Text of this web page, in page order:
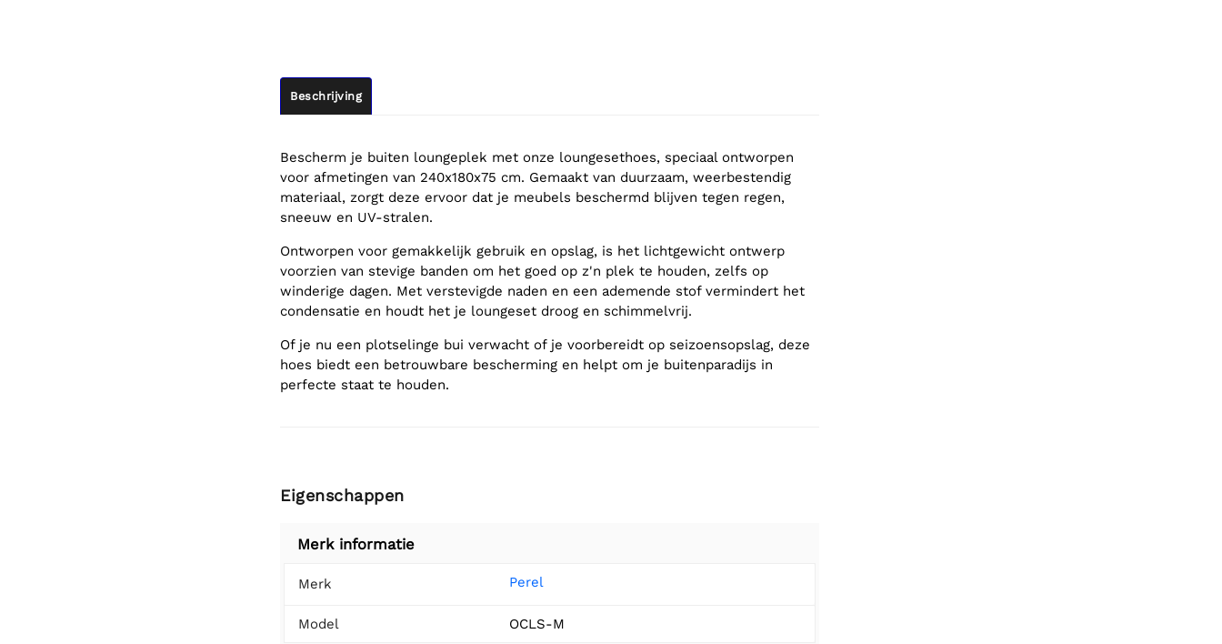
Beschrijving
Bescherm je buiten loungeplek met onze loungesethoes, speciaal ontworpen
voor afmetingen van 240x180x75 cm. Gemaakt van duurzaam, weerbestendig
materiaal, zorgt deze ervoor dat je meubels beschermd blijven tegen regen,
sneeuw en UV-stralen.
Ontworpen voor gemakkelijk gebruik en opslag, is het lichtgewicht ontwerp
voorzien van stevige banden om het goed op z'n plek te houden, zelfs op
winderige dagen. Met verstevigde naden en een ademende stof vermindert het
condensatie en houdt het je loungeset droog en schimmelvrij.
Of je nu een plotselinge bui verwacht of je voorbereidt op seizoensopslag, deze
hoes biedt een betrouwbare bescherming en helpt om je buitenparadijs in
perfecte staat te houden.
Eigenschappen
Merk informatie
Merk Perel
Model OCLS-M